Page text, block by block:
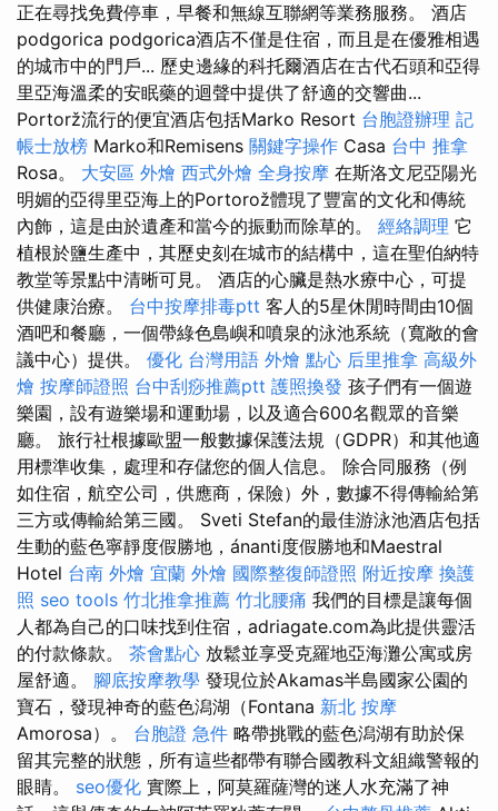
正在尋找免費停車，早餐和無線互聯網等業務服務。 酒店
podgorica podgorica酒店不僅是住宿，而且是在優雅相遇
的城市中的門戶... 歷史邊緣的科托爾酒店在古代石頭和亞得
里亞海溫柔的安眠藥的迴聲中提供了舒適的交響曲...
Portorž流行的便宜酒店包括Marko Resort 台胞證辦理 記
帳士放榜 Marko和Remisens 關鍵字操作 Casa 台中 推拿
Rosa。 大安區 外燴 西式外燴 全身按摩 在斯洛文尼亞陽光
明媚的亞得里亞海上的Portorož體現了豐富的文化和傳統
內飾，這是由於遺產和當今的振動而除草的。 經絡調理 它
植根於鹽生產中，其歷史刻在城市的結構中，這在聖伯納特
教堂等景點中清晰可見。 酒店的心臟是熱水療中心，可提
供健康治療。 台中按摩排毒ptt 客人的5星休閒時間由10個
酒吧和餐廳，一個帶綠色島嶼和噴泉的泳池系統（寬敞的會
議中心）提供。 優化 台灣用語 外燴 點心 后里推拿 高級外
燴 按摩師證照 台中刮痧推薦ptt 護照換發 孩子們有一個遊
樂園，設有遊樂場和運動場，以及適合600名觀眾的音樂
廳。 旅行社根據歐盟一般數據保護法規（GDPR）和其他適
用標準收集，處理和存儲您的個人信息。 除合同服務（例
如住宿，航空公司，供應商，保險）外，數據不得傳輸給第
三方或傳輸給第三國。 Sveti Stefan的最佳游泳池酒店包括
生動的藍色寧靜度假勝地，ánanti度假勝地和Maestral
Hotel 台南 外燴 宜蘭 外燴 國際整復師證照 附近按摩 換護
照 seo tools 竹北推拿推薦 竹北腰痛 我們的目標是讓每個
人都為自己的口味找到住宿，adriagate.com為此提供靈活
的付款條款。 茶會點心 放鬆並享受克羅地亞海灘公寓或房
屋舒適。 腳底按摩教學 發現位於Akamas半島國家公園的
寶石，發現神奇的藍色潟湖（Fontana 新北 按摩
Amorosa）。 台胞證 急件 略帶挑戰的藍色潟湖有助於保
留其完整的狀態，所有這些都帶有聯合國教科文組織警報的
眼睛。 seo優化 實際上，阿莫羅薩灣的迷人水充滿了神